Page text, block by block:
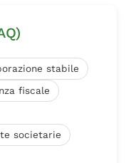
stabile
fiscale
societarie